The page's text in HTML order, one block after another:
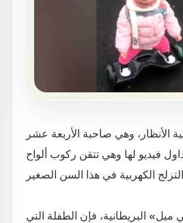
وهي صاحبة الأربعة عشر
فيديو لها وهي تتقن ركوب ألواح
البريطانية، فإن الطفلة التي